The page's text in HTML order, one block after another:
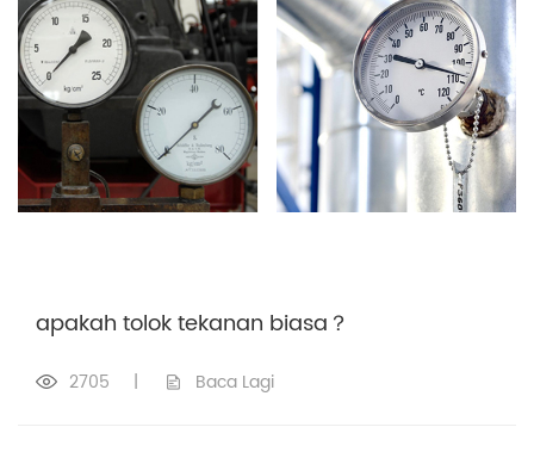
apakah tolok tekanan biasa？
2705 | Baca Lagi